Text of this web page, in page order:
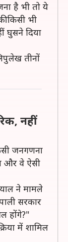
है भी तो ये
किसी भी
घुसने दिया
तीनों
नहीं
जनगणना
और वे ऐसी
ने मामले
सरकार
होंगे?"
में शामिल